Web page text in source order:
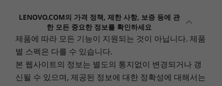
헤드폰/마이크 콤보
DC 입력
WiFi
최대 WiFi 6
저장 장치
Up to 1TB M.2
PCIe Gen4 SSD
(2242)
LENOVO.COM의 가격 정책, 제한 사항, 보증 등에 관
한 모든 중요한 정보를 확인하세요
제품에 따라 모든 기능이 지원되는 것이 아닙니다. 제품
별 스펙은 다를 수 있습니다.
본 웹사이트의 정보는 별도의 통지없이 변경되거나 갱
신될 수 있으며, 제공된 정보에 대한 정확성에 대해서는